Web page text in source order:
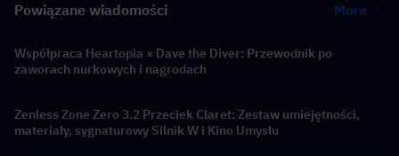
Powiązane wiadomości More
Współpraca Heartopia × Dave the Diver: Przewodnik po
zaworach nurkowych i nagrodach
Zenless Zone Zero 3.2 Przeciek Claret: Zestaw umiejętności,
materiały, sygnaturowy Silnik W i Kino Umysłu